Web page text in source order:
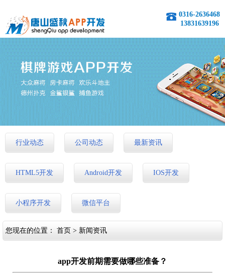
0316-2636468
13831639196
行业动态 公司动态 最新资讯
HTML5开发 Android开发 IOS开发
小程序开发 微信平台
您现在的位置： 首页 > 新闻资讯
app开发前期需要做哪些准备？